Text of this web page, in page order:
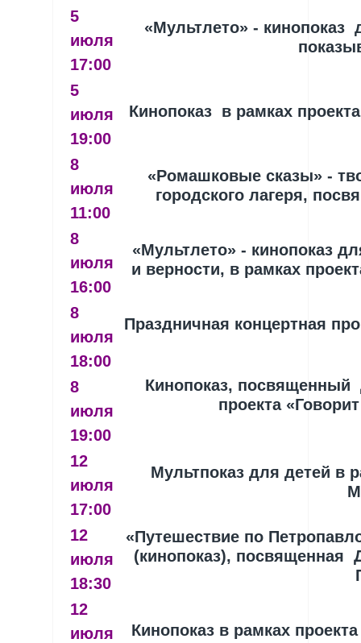
5
июля
17:00
«Мультлето» - кинопоказ
5
июля
19:00
Кинопоказ в рамках
8
июля
11:00
«Ромашковые сказы» -
городского лагеря,
8
июля
16:00
«Мультлето» - кинопоказ
и верности, в рамках
8
июля
18:00
Праздничная концертная
8
июля
19:00
Кинопоказ,
проекта
12
июля
17:00
Мультпоказ для детей в
12
июля
18:30
«Путешествие по
(кинопоказ),
12
июля
Кинопоказ в рамках